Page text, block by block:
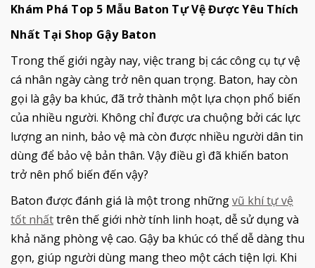
Khám Phá Top 5 Mẫu Baton Tự Vệ Được Yêu Thích
Nhất Tại Shop Gậy Baton
Trong thế giới ngày nay, việc trang bị các công cụ tự vệ
cá nhân ngày càng trở nên quan trọng. Baton, hay còn
gọi là gậy ba khúc, đã trở thành một lựa chọn phổ biến
của nhiều người. Không chỉ được ưa chuộng bởi các lực
lượng an ninh, bảo vệ mà còn được nhiều người dân tin
dùng để bảo vệ bản thân. Vậy điều gì đã khiến baton
trở nên phổ biến đến vậy?
Baton được đánh giá là một trong nhữngvũ khí tự vệ
tốt nhấttrên thế giới nhờ tính linh hoạt, dễ sử dụng và
khả năng phòng vệ cao. Gậy ba khúc có thể dễ dàng thu
gọn, giúp người dùng mang theo một cách tiện lợi. Khi